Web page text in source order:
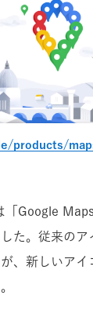
products/
「Google
た。従来のア
、新しいア